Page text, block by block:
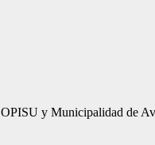
y Municipalidad de